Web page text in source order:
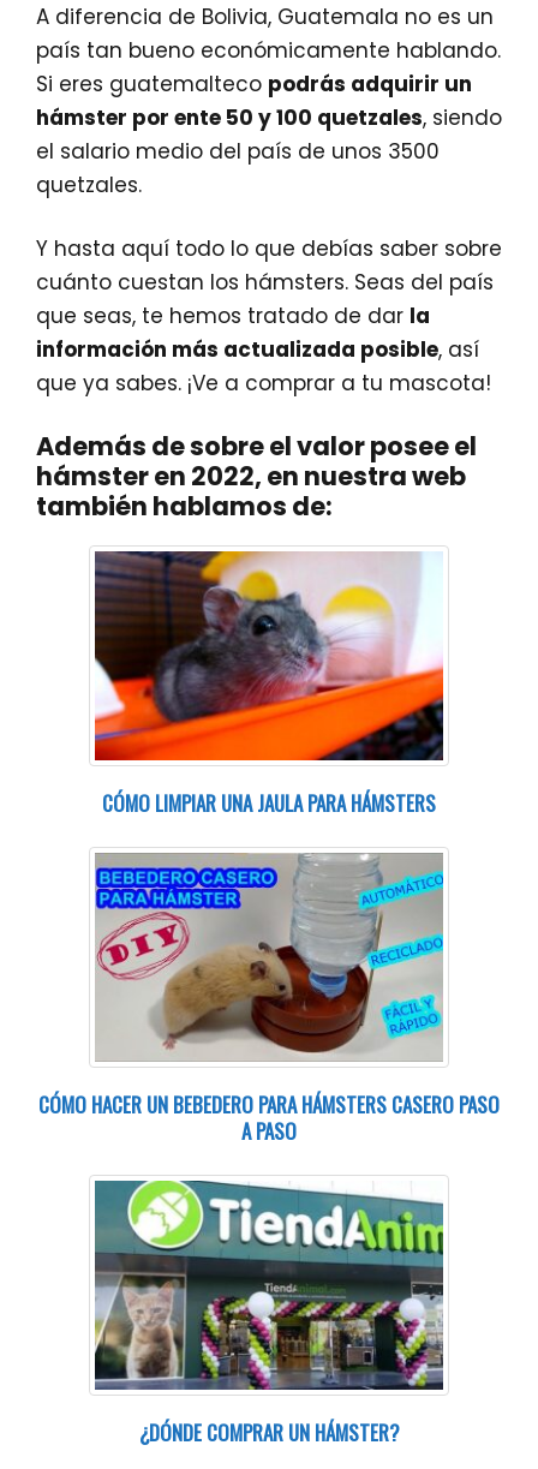
A diferencia de Bolivia, Guatemala no es un
país tan bueno económicamente hablando.
Si eres guatemalteco podrás adquirir un
hámster por ente 50 y 100 quetzales, siendo
el salario medio del país de unos 3500
quetzales.
Y hasta aquí todo lo que debías saber sobre
cuánto cuestan los hámsters. Seas del país
que seas, te hemos tratado de dar la
información más actualizada posible, así
que ya sabes. ¡Ve a comprar a tu mascota!
Además de sobre el valor posee el
hámster en 2022, en nuestra web
también hablamos de:
CÓMO LIMPIAR UNA JAULA PARA HÁMSTERS
CÓMO HACER UN BEBEDERO PARA HÁMSTERS CASERO PASO
A PASO
¿DÓNDE COMPRAR UN HÁMSTER?